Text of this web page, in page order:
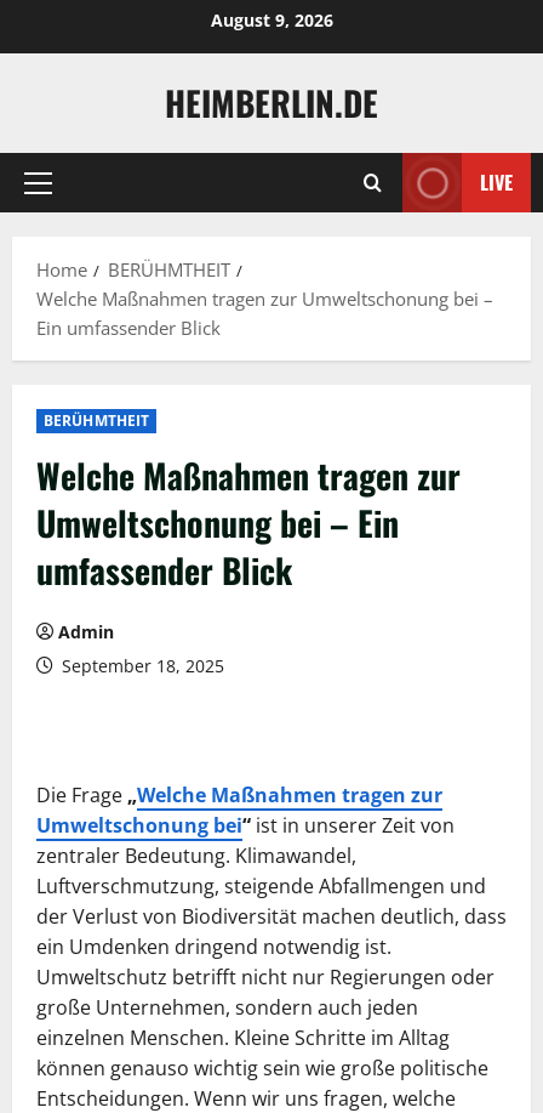
August 9, 2026
HEIMBERLIN.DE
Primary
LIVE
Home
BERÜHMTHEIT
Welche Maßnahmen tragen zur Umweltschonung bei –
Ein umfassender Blick
BERÜHMTHEIT
Welche Maßnahmen tragen zur
Umweltschonung bei – Ein
umfassender Blick
Admin
September 18, 2025
Die Frage „Welche Maßnahmen tragen zur
Umweltschonung bei“ ist in unserer Zeit von
zentraler Bedeutung. Klimawandel,
Luftverschmutzung, steigende Abfallmengen und
der Verlust von Biodiversität machen deutlich, dass
ein Umdenken dringend notwendig ist.
Umweltschutz betrifft nicht nur Regierungen oder
große Unternehmen, sondern auch jeden
einzelnen Menschen. Kleine Schritte im Alltag
können genauso wichtig sein wie große politische
Entscheidungen. Wenn wir uns fragen, welche